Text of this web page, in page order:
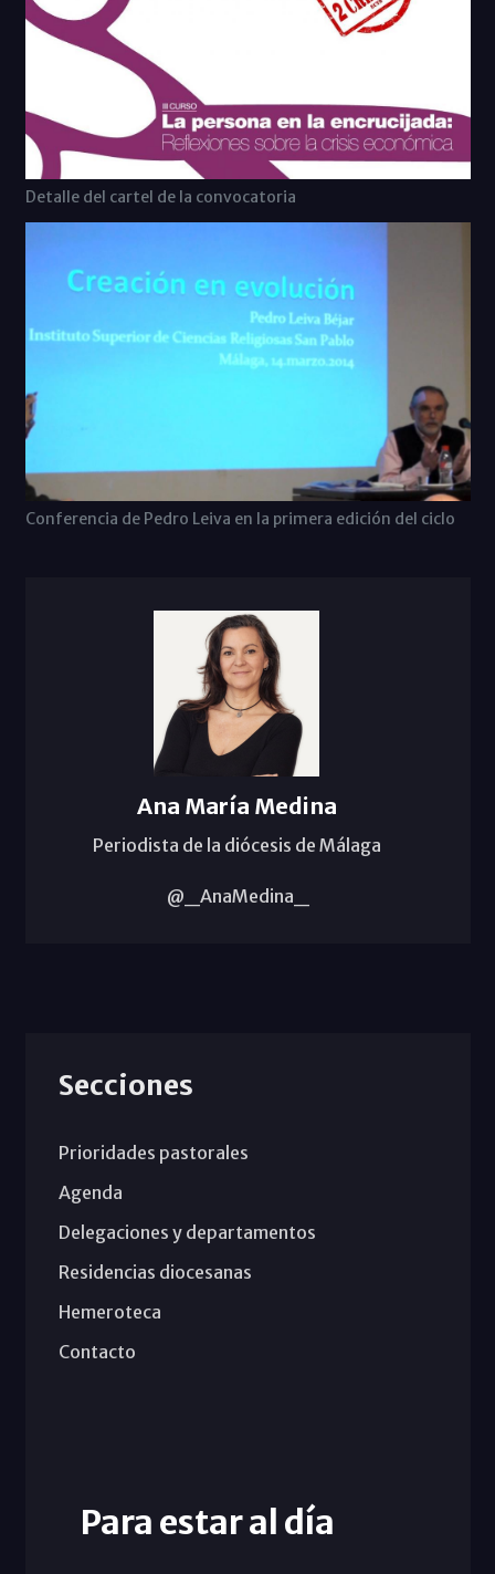
Detalle del cartel de la convocatoria
Conferencia de Pedro Leiva en la primera edición del ciclo
Ana María Medina
Periodista de la diócesis de Málaga
@_AnaMedina_
Secciones
Prioridades pastorales
Agenda
Delegaciones y departamentos
Residencias diocesanas
Hemeroteca
Contacto
Para estar al día